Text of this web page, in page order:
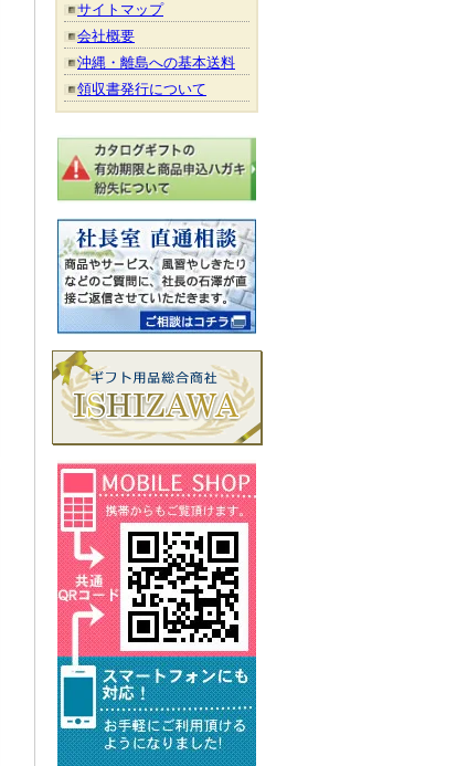
サイトマップ
会社概要
沖縄・離島への基本送料
領収書発行について